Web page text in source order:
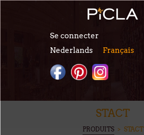
Se connecter
Nederlands
Français
STACT
VOUS ÊTES ICIPRODUITS> STACT